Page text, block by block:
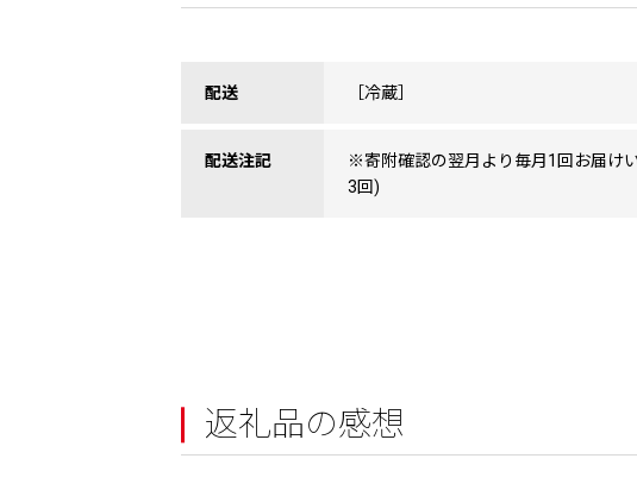
配送 ［冷蔵］
配送注記
※寄附確認の翌月より毎月1回お届け
3回)
返礼品の感想